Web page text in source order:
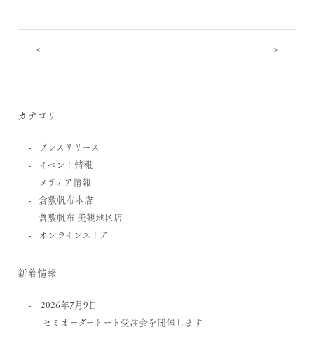
< >
カテゴリ
プレスリリース
イベント情報
メディア情報
倉敷帆布本店
倉敷帆布 美観地区店
オンラインストア
新着情報
2026年7月9日
セミオーダートート受注会を開催します